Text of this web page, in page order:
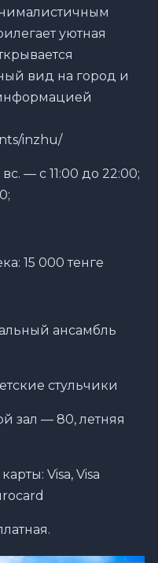
уютная
вид на город и
inzhu/
— с 11:00 до 22:00;
15 000 тенге
ансамбль
стульчики
зал — 80, летняя
Visa, Visa